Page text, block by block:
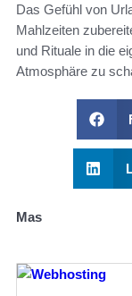
Das Gefühl von
Mahlzeiten
und Rituale in die
Atmosphäre zu
Mas